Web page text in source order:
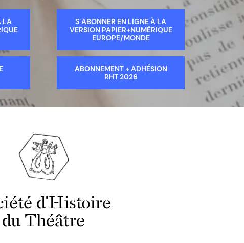
LA
S’ABONNER EN LIGNE À LA
VERSION PAPIER+NUMÉRIQUE
EUROPE/MONDE
ABONNEMENT + ADHÉSION
RHT 2026
d'Histoire
du Théâtre